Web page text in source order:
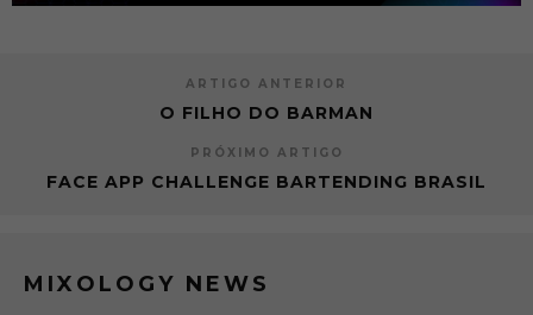
ARTIGO ANTERIOR
O FILHO DO BARMAN
PRÓXIMO ARTIGO
FACE APP CHALLENGE BARTENDING BRASIL
MIXOLOGY NEWS